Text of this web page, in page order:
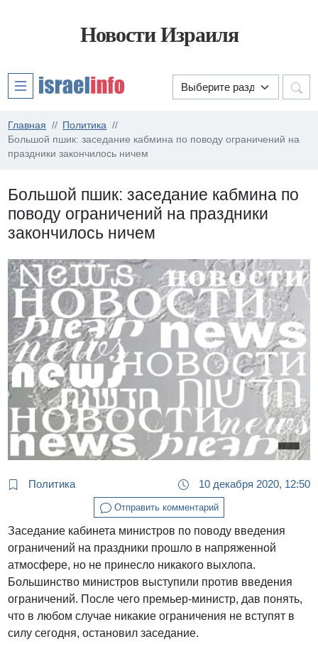
Новости Израиля
Главная
Политика
Большой пшик: заседание кабмина по поводу ограничений на
праздники закончилось ничем
Большой пшик: заседание кабмина по
поводу ограничений на праздники
закончилось ничем
Политика 10 декабря 2020, 12:50
Отправить комментарий
Заседание кабинета министров по поводу введения
ограничений на праздники прошло в напряженной
атмосфере, но не принесло никакого выхлопа.
Большинство министров выступили против введения
ограничений. После чего премьер-министр, дав понять,
что в любом случае никакие ограничения не вступят в
силу сегодня, остановил заседание.